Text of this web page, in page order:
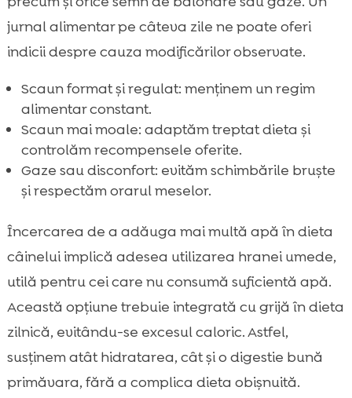
jurnal alimentar pe câteva zile ne poate oferi
indicii despre cauza modificărilor observate.
Scaun format și regulat: menținem un regim
alimentar constant.
Scaun mai moale: adaptăm treptat dieta și
controlăm recompensele oferite.
Gaze sau disconfort: evităm schimbările bruște
și respectăm orarul meselor.
Încercarea de a adăuga mai multă apă în dieta
câinelui implică adesea utilizarea hranei umede,
utilă pentru cei care nu consumă suficientă apă.
Această opțiune trebuie integrată cu grijă în dieta
zilnică, evitându-se excesul caloric. Astfel,
susținem atât hidratarea, cât și o digestie bună
primăvara, fără a complica dieta obișnuită.